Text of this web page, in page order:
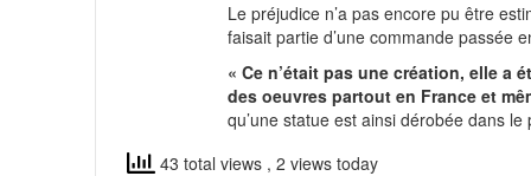
Le préjudice n’a pas encore pu être
faisait partie d’une commande passée
« Ce n’était pas une création, elle a
des oeuvres partout en France et
qu’une statue est ainsi dérobée dans
43 total views , 2 views today